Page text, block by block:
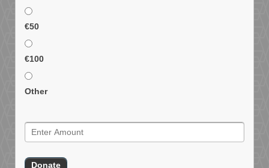
€50
€100
Other